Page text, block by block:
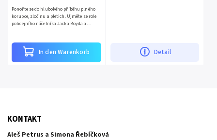
In den Warenkorb
Ponořte se do hlubokého příběhu plného
korupce, zločinu a pletich. Ujměte se role
policejního náčelníka Jacka Boyda a
Detail
KONTAKT
Aleš Petrus a Simona Řebíčková